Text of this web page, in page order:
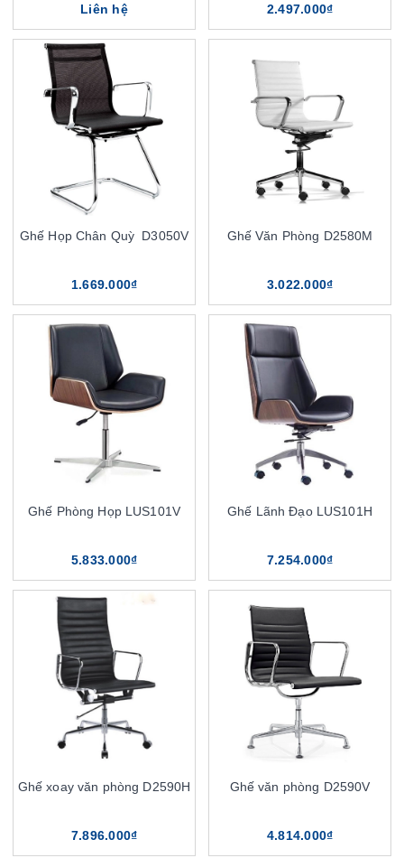
Liên hệ 2.497.000₫
Ghế Họp Chân Quỳ D3050V
1.669.000₫
Ghế Văn Phòng D2580M
3.022.000₫
Ghế Phòng Họp LUS101V
5.833.000₫
Ghế Lãnh Đạo LUS101H
7.254.000₫
Ghế xoay văn phòng D2590H
7.896.000₫
Ghế văn phòng D2590V
4.814.000₫